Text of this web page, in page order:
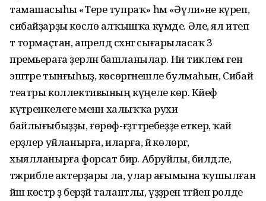
тамашасыһы «Тере тупраҡ» һәм «Әүлиә»не күреп,
сибайҙарҙы көслө алҡышҡа күмде. Әле, ял итеп
тә тормаҫтан, апрелдә сәхнәгә сығарыласаҡ 3
премьераға әҙерләнә башланылар. Ни тиклем генә
эштәре тынғыһыҙ, көсөргәнешле булмаһын, Сибай
театры коллективының күңеле көр. Кәйеф
күтәренкелеге менән халыҡҡа рухи
байлығыбыҙҙы, ғөрөф-ғәҙәттәребеҙҙе еткерә, ҡай
ерҙәлер уйланырға, иларға, йә көлөргә,
хыялланырға форсат бирә. Абруйлы, билдәле,
тәжрибәле актерҙары ла, улар ағымына ҡушылған
йәш көстәр ҙә берҙәй талантлы, үҙҙәренә тәғәйен ролде